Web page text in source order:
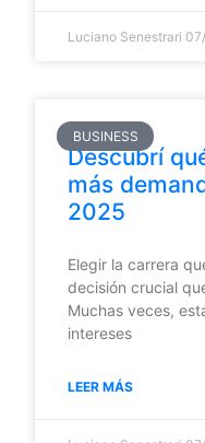
Luciano Senestrari
BUSINESS
Descubrí
más
2025
Elegir la carrera
decisión crucial
Muchas veces,
intereses
LEER MÁS